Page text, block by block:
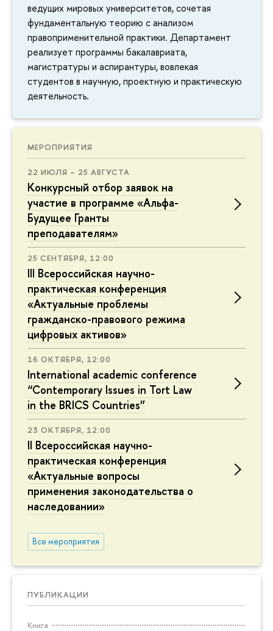
ведущих мировых университетов, сочетая
фундаментальную теорию с анализом
правоприменительной практики. Департамент
реализует программы бакалавриата,
магистратуры и аспирантуры, вовлекая
студентов в научную, проектную и практическую
деятельность.
МЕРОПРИЯТИЯ
22 ИЮЛЯ – 25 АВГУСТА
Конкурсный отбор заявок на
участие в программе «Альфа-
Будущее Гранты
преподавателям»
25 СЕНТЯБРЯ, 12:00
III Всероссийская научно-
практическая конференция
«Актуальные проблемы
гражданско-правового режима
цифровых активов»
16 ОКТЯБРЯ, 12:00
International academic conference
“Contemporary Issues in Tort Law
in the BRICS Countries”
23 ОКТЯБРЯ, 12:00
II Всероссийская научно-
практическая конференция
«Актуальные вопросы
применения законодательства о
наследовании»
Все мероприятия
ПУБЛИКАЦИИ
Книга